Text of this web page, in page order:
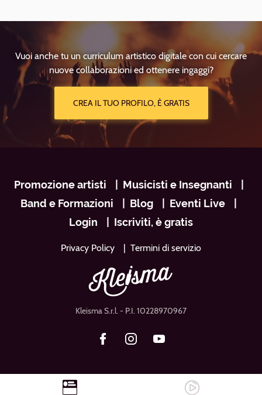
H
C
Vuoi anche tu un curriculum artistico digitale con cui cercare
nuove collaborazioni ed ottenere ingaggi?
CREA IL TUO PROFILO, È GRATIS
Navigazione
footer
Promozione artisti
Musicisti e Insegnanti
Band e Formazioni
Blog
Eventi Live
Login
Iscriviti, è gratis
Privacy Policy Termini di servizio
Kleisma S.r.l.- P.I. 10228970967
FacebookInstagram